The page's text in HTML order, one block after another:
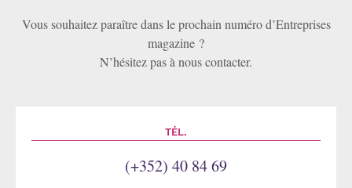
Vous souhaitez paraître dans le prochain numéro d’Entreprises
magazine ?
N’hésitez pas à nous contacter.
TÉL.
(+352) 40 84 69